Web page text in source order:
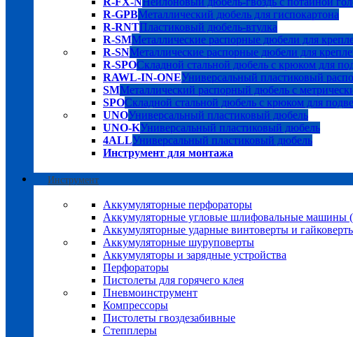
R-GPBМеталлический дюбель для гиспокартона
R-RNTПластиковый дюбель-втулка
R-SMМеталлические распорные дюбели для
R-SNМеталлические распорные дюбели для
R-SPOСкладной стальной дюбель с крюком для
RAWL-IN-ONEУниверсальный пластиковый
SMМеталлический распорный дюбель с
SPOСкладной стальной дюбель с крюком для
UNOУниверсальный пластиковый дюбель
UNO-KУниверсальный пластиковый дюбель
4ALLУниверсальный пластиковый дюбель
Инструмент для монтажа
Инструмент
Аккумуляторные перфораторы
Аккумуляторные угловые шлифовальные
Аккумуляторные ударные винтоверты и
Аккумуляторные шуруповерты
Аккумуляторы и зарядные устройства
Перфораторы
Пистолеты для горячего клея
Пневмоинструмент
Компрессоры
Пистолеты гвоздезабивные
Степплеры